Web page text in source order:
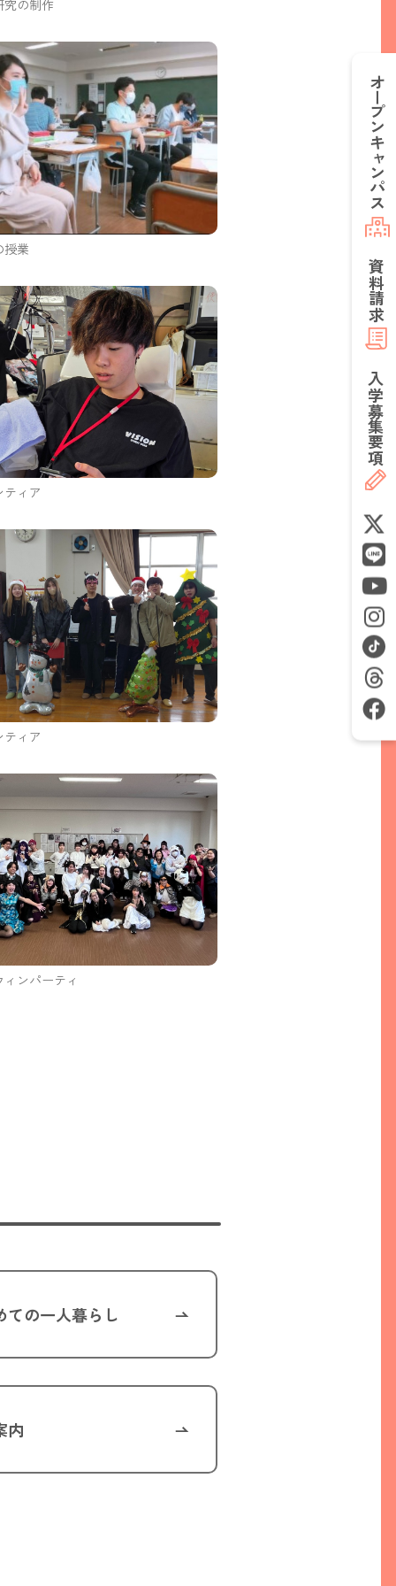
究の制作
授業
ィア
ィア
ンパーティ
ての一人暮らし
内
オープン
キャンパス
資料請求
入学
募集要項